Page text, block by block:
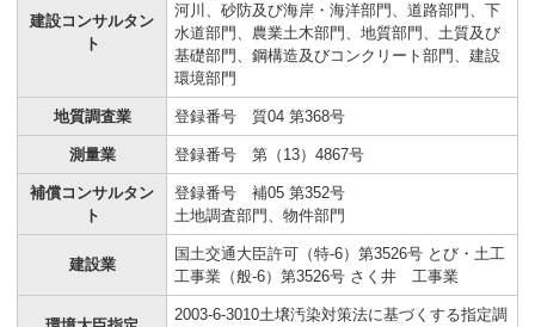
建設コンサルタン
ト
河川、砂防及び海岸・海洋部門、道路部門、下
水道部門、農業土木部門、地質部門、土質及び
基礎部門、鋼構造及びコンクリート部門、建設
環境部門
地質調査業 登録番号 質04 第368号
測量業 登録番号 第（13）4867号
補償コンサルタン
ト
登録番号 補05 第352号
土地調査部門、物件部門
建設業
国土交通大臣許可（特-6）第3526号 とび・土工
工事業（般-6）第3526号 さく井 工事業
2003-6-3010土壌汚染対策法に基づくする指定調